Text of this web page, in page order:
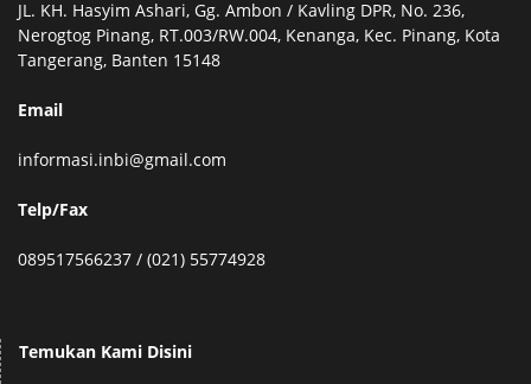
JL. KH. Hasyim Ashari, Gg. Ambon / Kavling DPR, No. 236,
Nerogtog Pinang, RT.003/RW.004, Kenanga, Kec. Pinang, Kota
Tangerang, Banten 15148
Email
informasi.inbi@gmail.com
Telp/Fax
089517566237 / (021) 55774928
Temukan Kami Disini